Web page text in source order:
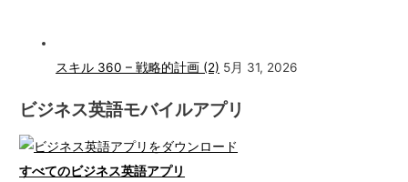
スキル 360 – 戦略的計画 (2) 5月 31, 2026
ビジネス英語モバイルアプリ
すべてのビジネス英語アプリ